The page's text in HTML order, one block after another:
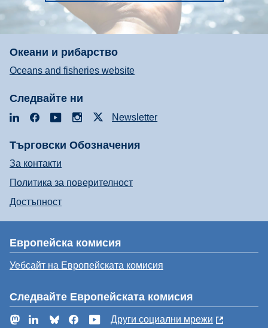
Океани и рибарство
Oceans and fisheries website
Следвайте ни
LinkedInFacebookYouTubeInstagramNewsletter
Търговски Обозначения
За контакти
Политика за поверителност
Достъпност
Европейска комисия
Уебсайт на Европейската комисия
Следвайте Европейската комисия
MastodonLinkedInBlueskyFacebookYouTube
Други социални мрежи